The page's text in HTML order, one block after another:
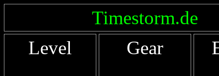
Timestorm.de
Level
Gear